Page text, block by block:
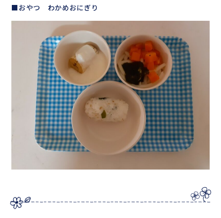
■おやつ わかめおにぎり